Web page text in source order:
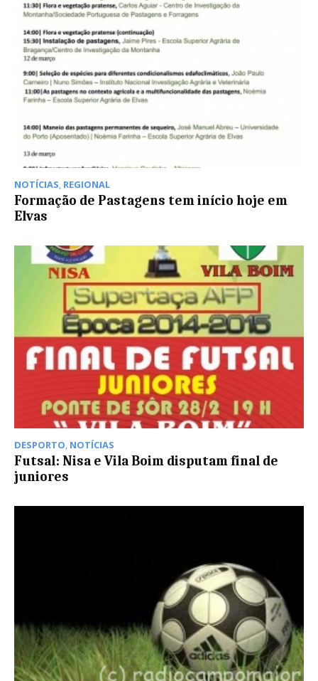
NOTÍCIAS, REGIONAL
Formação de Pastagens tem início hoje em
Elvas
DESPORTO, NOTÍCIAS
Futsal: Nisa e Vila Boim disputam final de
juniores